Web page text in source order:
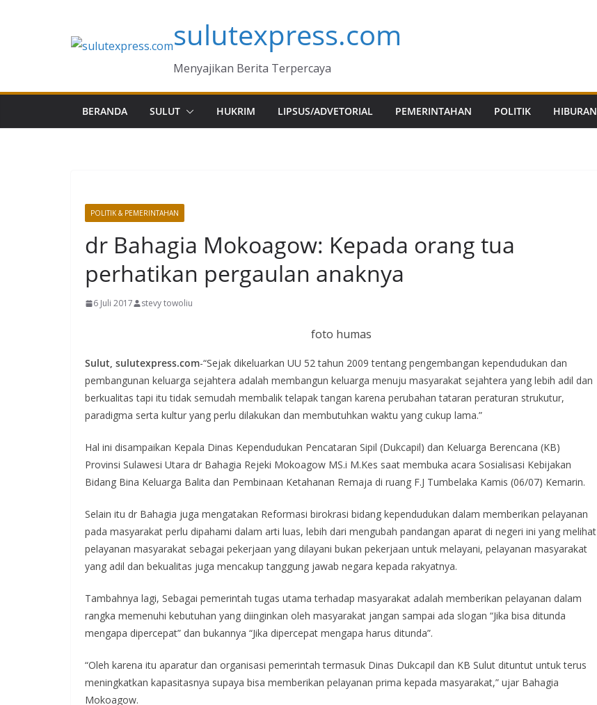
sulutexpress.com
Menyajikan Berita Terpercaya
BERANDA SULUT HUKRIM LIPSUS/ADVETORIAL PEMERINTAHAN POLITIK HIBURAN
POLITIK & PEMERINTAHAN
dr Bahagia Mokoagow: Kepada orang tua
perhatikan pergaulan anaknya
6 Juli 2017 stevy towoliu
foto humas
Sulut, sulutexpress.com-“Sejak dikeluarkan UU 52 tahun 2009 tentang pengembangan kependudukan dan
pembangunan keluarga sejahtera adalah membangun keluarga menuju masyarakat sejahtera yang lebih adil dan
berkualitas tapi itu tidak semudah membalik telapak tangan karena perubahan tataran peraturan strukutur,
paradigma serta kultur yang perlu dilakukan dan membutuhkan waktu yang cukup lama.”
Hal ini disampaikan Kepala Dinas Kependudukan Pencataran Sipil (Dukcapil) dan Keluarga Berencana (KB)
Provinsi Sulawesi Utara dr Bahagia Rejeki Mokoagow MS.i M.Kes saat membuka acara Sosialisasi Kebijakan
Bidang Bina Keluarga Balita dan Pembinaan Ketahanan Remaja di ruang F.J Tumbelaka Kamis (06/07) Kemarin.
Selain itu dr Bahagia juga mengatakan Reformasi birokrasi bidang kependudukan dalam memberikan pelayanan
pada masyarakat perlu dipahami dalam arti luas, lebih dari mengubah pandangan aparat di negeri ini yang melihat
pelayanan masyarakat sebagai pekerjaan yang dilayani bukan pekerjaan untuk melayani, pelayanan masyarakat
yang adil dan bekualitas juga mencakup tanggung jawab negara kepada rakyatnya.
Tambahnya lagi, Sebagai pemerintah tugas utama terhadap masyarakat adalah memberikan pelayanan dalam
rangka memenuhi kebutuhan yang diinginkan oleh masyarakat jangan sampai ada slogan “Jika bisa ditunda
mengapa dipercepat” dan bukannya “Jika dipercepat mengapa harus ditunda”.
“Oleh karena itu aparatur dan organisasi pemerintah termasuk Dinas Dukcapil dan KB Sulut dituntut untuk terus
meningkatkan kapasitasnya supaya bisa memberikan pelayanan prima kepada masyarakat,” ujar Bahagia
Mokoagow.